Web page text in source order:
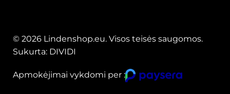
© 2026 Lindenshop.eu. Visos teisės saugomos.
Sukurta: DIVIDI
Apmokėjimai vykdomi per :